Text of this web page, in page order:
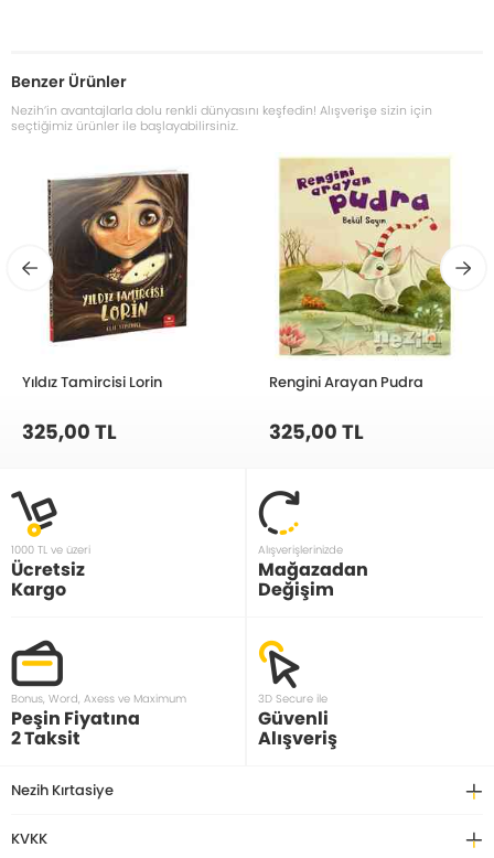
Benzer Ürünler
Nezih’in avantajlarla dolu renkli dünyasını keşfedin! Alışverişe sizin için
seçtiğimiz ürünler ile başlayabilirsiniz.
Yıldız Tamircisi Lorin
325,00 TL
Rengini Arayan Pudra
325,00 TL
1000 TL ve üzeri
Ücretsiz
Kargo
Alışverişlerinizde
Mağazadan
Değişim
Bonus, Word, Axess ve Maximum
Peşin Fiyatına
2 Taksit
3D Secure ile
Güvenli
Alışveriş
Nezih Kırtasiye
KVKK